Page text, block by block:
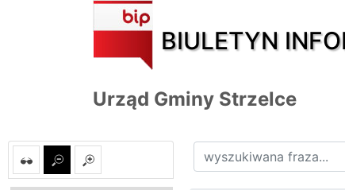
BIULETYN
Urząd Gminy Strzelce